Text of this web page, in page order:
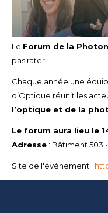
Le Forum de la
pas rater.
Chaque année une
d’Optique réunit les
l’optique et de la
Le forum aura lieu le
Adresse : Bâtiment 503
Site de l'événement :